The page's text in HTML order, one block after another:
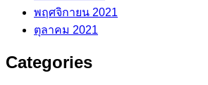
พฤศจิกายน 2021
ตุลาคม 2021
Categories